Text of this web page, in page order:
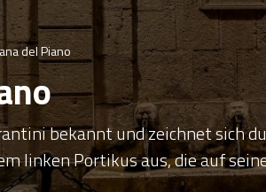
del Piano
bekannt und zeichnet sich
linken Portikus aus, die auf